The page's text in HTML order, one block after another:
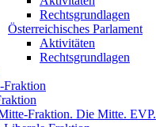
Rechtsgrundlagen
Österreichisches Parlament
Aktivitäten
Rechtsgrundlagen
Fraktion
Fraktion. Die Mitte. EVP.